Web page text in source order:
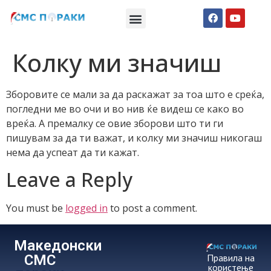
Колку ми значиш
Зборовите се мали за да раскажат за тоа што е среќа,
погледни ме во очи и во нив ќе видеш се како во
вреќа. А премалку се овие зборови што ти ги
пишувам за да ти важат, и колку ми значиш никогаш
нема да успеат да ти кажат.
Leave a Reply
You must be logged in to post a comment.
Македонски
СМС
Правила на
користење